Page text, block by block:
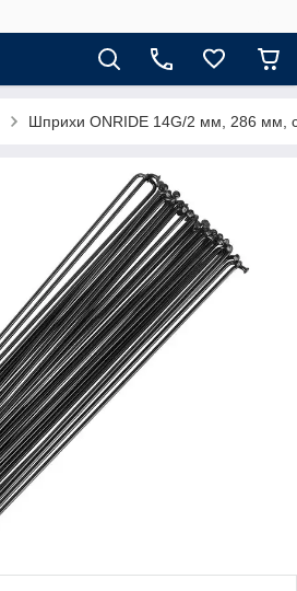
Шприхи ONRIDE 14G/2 мм, 286 мм,